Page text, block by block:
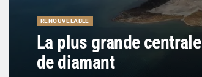
RENOUVELABLE
La plus grande
de diamant